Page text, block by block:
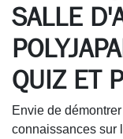
SALLE
QUIZ ET
Envie de
connaissances sur